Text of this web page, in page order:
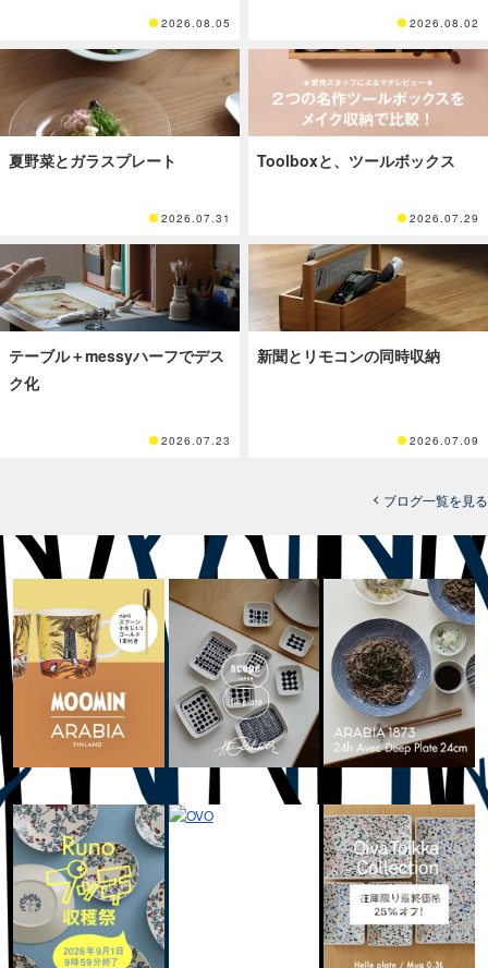
2026.08.05 2026.08.02
夏野菜とガラスプレート
2026.07.31
Toolboxと、ツールボックス
2026.07.29
テーブル＋messyハーフでデス
ク化
2026.07.23
新聞とリモコンの同時収納
2026.07.09
ブログ一覧を見る